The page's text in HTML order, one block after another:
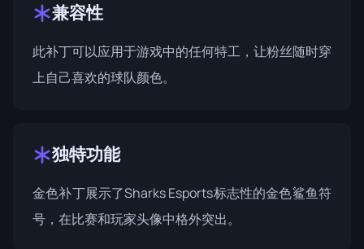
兼容性
此补丁可以应用于游戏中的任何特工，让粉丝随时穿
上自己喜欢的球队颜色。
独特功能
金色补丁展示了Sharks Esports标志性的金色鲨鱼符
号，在比赛和玩家头像中格外突出。